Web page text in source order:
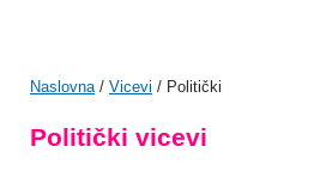
Naslovna/ Vicevi / Politički
Politički vicevi